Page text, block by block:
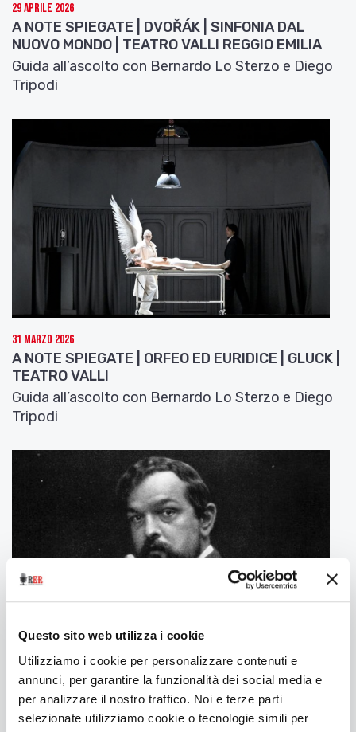
Questo sito web utilizza i cookie
Utilizziamo i cookie per personalizzare contenuti e
annunci, per garantire la funzionalità dei social media e
per analizzare il nostro traffico. Noi e terze parti
selezionate utilizziamo cookie o tecnologie simili per
29 Aprile 2026
A NOTE SPIEGATE | DVOŘÁK | SINFONIA DAL
NUOVO MONDO | TEATRO VALLI REGGIO EMILIA
Guida all’ascolto con Bernardo Lo Sterzo e Diego
Tripodi
31 Marzo 2026
A NOTE SPIEGATE | ORFEO ED EURIDICE | GLUCK |
TEATRO VALLI
Guida all’ascolto con Bernardo Lo Sterzo e Diego
Tripodi
A NOTE SPIEGATE | LA MER | DEBUSSY | FERRARA
MUSICA